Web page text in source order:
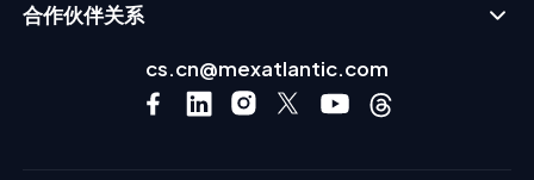
合作伙伴关系
cs.cn@mexatlantic.com